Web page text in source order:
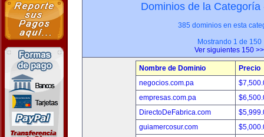
Dominios de la
385 dominios en esta
Mostrando 1 de 150
Ver siguientes 150 >>
Nombre de Dominio
Precio
negocios.com.pa
empresas.com.pa
DirectoDeFabrica.com
guiamercosur.com